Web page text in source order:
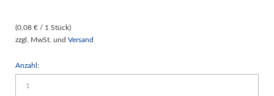
(0,08 € / 1 Stück)
zzgl. MwSt. und Versand
Anzahl: